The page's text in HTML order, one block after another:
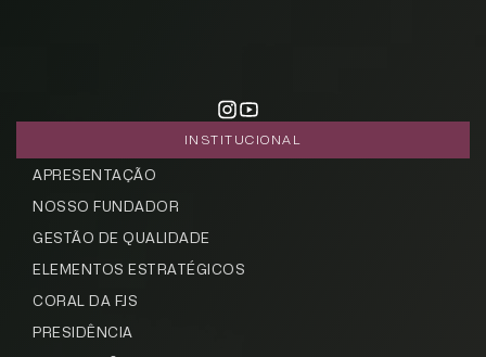
INSTITUCIONAL
APRESENTAÇÃO
NOSSO FUNDADOR
GESTÃO DE QUALIDADE
ELEMENTOS ESTRATÉGICOS
CORAL DA FJS
PRESIDÊNCIA